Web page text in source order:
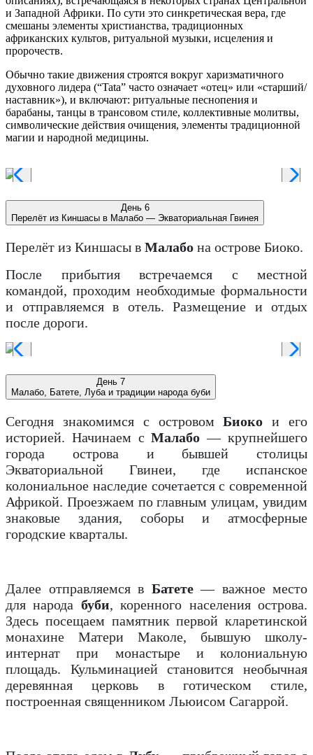
и Западной Африки. По сути это синкретическая вера, где
смешаны элементы христианства, традиционных
африканских культов, ритуальной музыки, исцеления и
пророчеств.
Обычно такие движения строятся вокруг харизматичного
духовного лидера (“Tata” часто означает «отец» или «старший/
наставник»), и включают: ритуальные песнопения и
барабаны, танцы в трансовом стиле, коллективные молитвы,
символические действия очищения, элементы традиционной
магии и народной медицины.
День 6
Перелёт из Киншасы в Малабо — Экваториальная Гвинея
Перелёт из Киншасы в Малабо на острове Биоко.
После прибытия встречаемся с местной
командой, проходим необходимые формальности
и отправляемся в отель. Размещение и отдых
после дороги.
День 7
Малабо, Батете, Луба и традиции народа буби
Сегодня знакомимся с островомБиокои его
историей. Начинаем сМалабо— крупнейшего
города острова и бывшей столицы
Экваториальной Гвинеи, где испанское
колониальное наследие сочетается с современной
Африкой. Проезжаем по главным улицам, увидим
знаковые здания, соборы и атмосферные
городские кварталы.
Далее отправляемся в Батете— важное место
для народа буби, коренного населения острова.
Здесь посещаем памятник первой кларетинской
монахине Матери Маколе, бывшую школу-
интернат при монастыре и колониальную
площадь. Кульминацией становится необычная
деревянная церковь в готическом стиле,
построенная священником Льюисом Сагаррой.